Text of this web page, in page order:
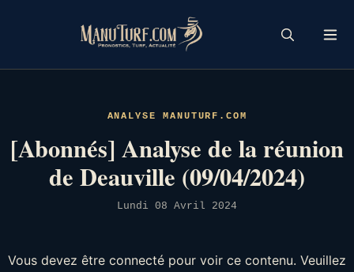
ANALYSE MANUTURF.COM
[Abonnés] Analyse de la réunion
de Deauville (09/04/2024)
Lundi 08 Avril 2024
Vous devez être connecté pour voir ce contenu. Veuillez